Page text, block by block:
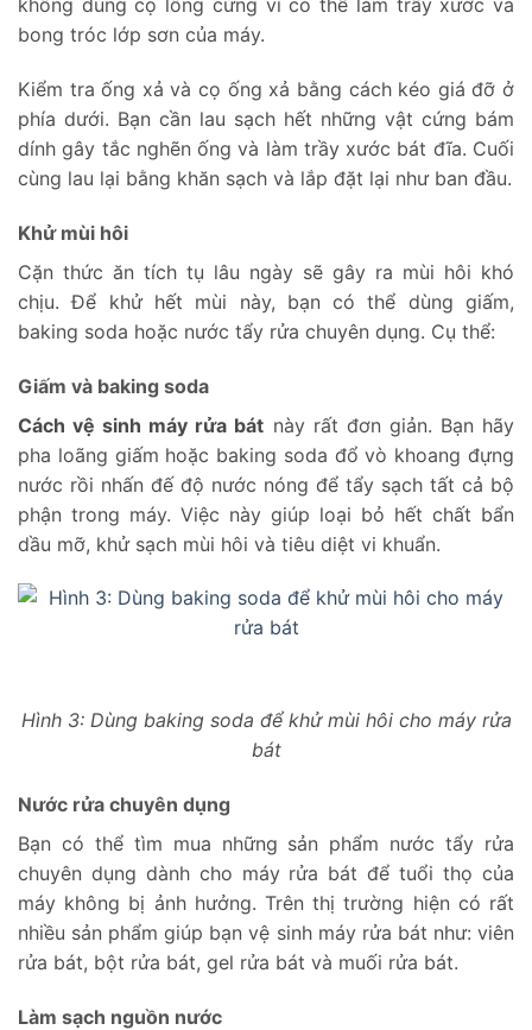
không dùng cọ lông cứng vì có thể làm trầy xước và
bong tróc lớp sơn của máy.
Kiểm tra ống xả và cọ ống xả bằng cách kéo giá đỡ ở
phía dưới. Bạn cần lau sạch hết những vật cứng bám
dính gây tắc nghẽn ống và làm trầy xước bát đĩa. Cuối
cùng lau lại bằng khăn sạch và lắp đặt lại như ban đầu.
Khử mùi hôi
Cặn thức ăn tích tụ lâu ngày sẽ gây ra mùi hôi khó
chịu. Để khử hết mùi này, bạn có thể dùng giấm,
baking soda hoặc nước tẩy rửa chuyên dụng. Cụ thể:
Giấm và baking soda
Cách vệ sinh máy rửa bát này rất đơn giản. Bạn hãy
pha loãng giấm hoặc baking soda đổ vò khoang đựng
nước rồi nhấn đế độ nước nóng để tẩy sạch tất cả bộ
phận trong máy. Việc này giúp loại bỏ hết chất bẩn
dầu mỡ, khử sạch mùi hôi và tiêu diệt vi khuẩn.
Hình 3: Dùng baking soda để khử mùi hôi cho máy rửa
bát
Nước rửa chuyên dụng
Bạn có thể tìm mua những sản phẩm nước tẩy rửa
chuyên dụng dành cho máy rửa bát để tuổi thọ của
máy không bị ảnh hưởng. Trên thị trường hiện có rất
nhiều sản phẩm giúp bạn vệ sinh máy rửa bát như: viên
rửa bát, bột rửa bát, gel rửa bát và muối rửa bát.
Làm sạch nguồn nước